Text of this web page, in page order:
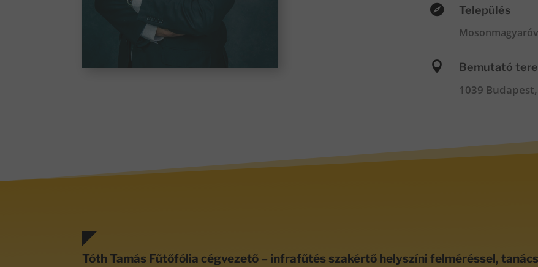
 Település
 Bemutató
1039 Budapest,
Tóth Tamás Fűtőfólia cégvezető – infrafűtés szakértő helyszíni felméréssel,